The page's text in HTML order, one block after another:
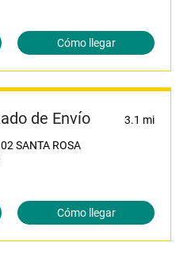
Cómo llegar
de Envío
3.1 mi
SANTA ROSA
Cómo llegar